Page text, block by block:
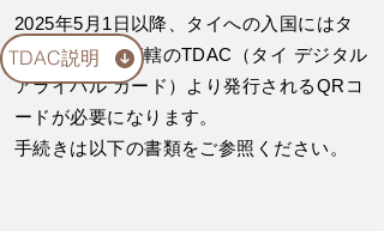
2025年5月1日以降、タイへの入国にはタ
イ入国管理局管轄のTDAC（タイ デジタル
アライバル カード）より発行されるQRコ
ードが必要になります。
手続きは以下の書類をご参照ください。
TDAC説明